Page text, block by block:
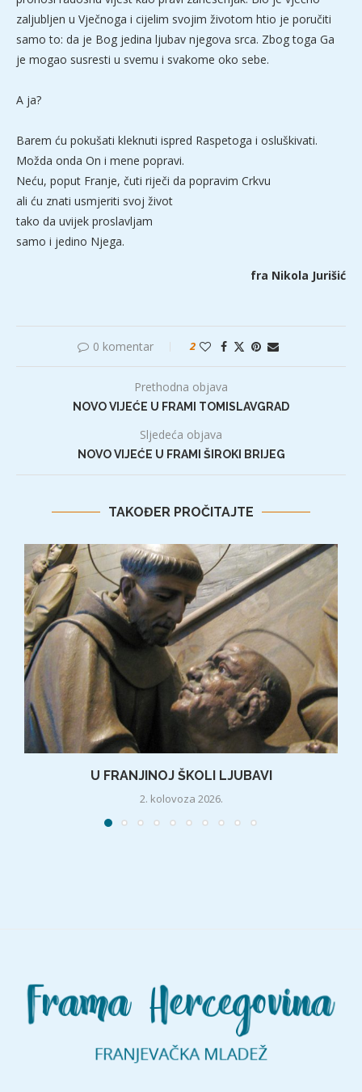
zaljubljen u Vječnoga i cijelim svojim životom htio je poručiti
samo to: da je Bog jedina ljubav njegova srca. Zbog toga Ga
je mogao susresti u svemu i svakome oko sebe.
A ja?
Barem ću pokušati kleknuti ispred Raspetoga i osluškivati.
Možda onda On i mene popravi.
Neću, poput Franje, čuti riječi da popravim Crkvu
ali ću znati usmjeriti svoj život
tako da uvijek proslavljam
samo i jedino Njega.
fra Nikola Jurišić
0 komentar 2
Prethodna objava
NOVO VIJEĆE U FRAMI TOMISLAVGRAD
Sljedeća objava
NOVO VIJEĆE U FRAMI ŠIROKI BRIJEG
TAKOĐER PROČITAJTE
U FRANJINOJ ŠKOLI LJUBAVI
2. kolovoza 2026.